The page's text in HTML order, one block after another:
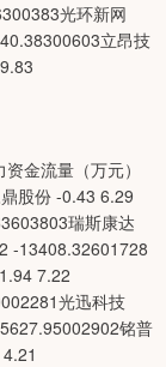
光环新网
立昂技
金流量（万元）
股份 -0.43 6.29
瑞斯康达
-13408.32601728
7.22
光迅科技
铭普